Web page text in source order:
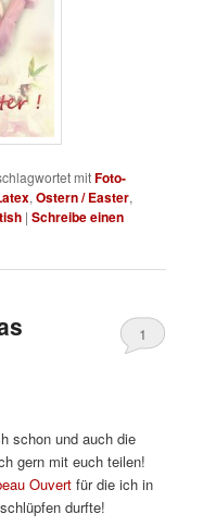
mitFoto-
,Ostern / Easter,
|Schreibe einen
1
schon und auch die
gern mit euch teilen!
Ouvert für die ich in
durfte!